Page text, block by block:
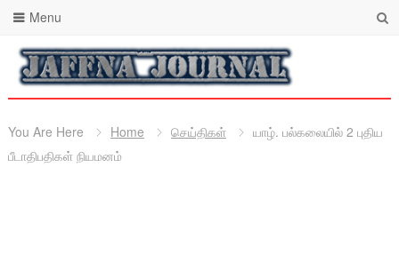
Menu
You Are Here Home செய்திகள்
யாழ். பல்கலையில் 2 புதிய
பீடாதிபதிகள் நியமனம்